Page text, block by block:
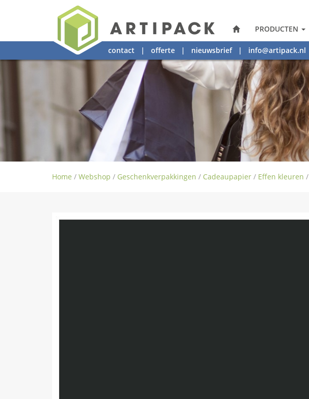
PRODUCTEN
contact | offerte | nieuwsbrief| info@artipack.nl
Home / Webshop / Geschenkverpakkingen / Cadeaupapier / Effen kleuren /